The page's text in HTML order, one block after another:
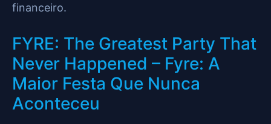
financeiro.
FYRE: The Greatest Party That
Never Happened – Fyre: A
Maior Festa Que Nunca
Aconteceu